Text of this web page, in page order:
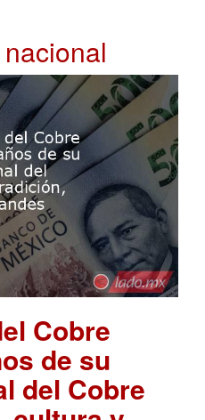
Cobre
de su
del Cobre